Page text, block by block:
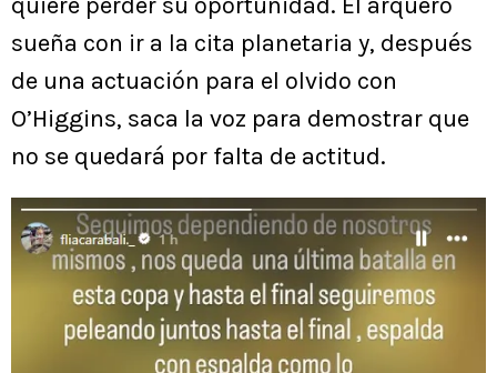
quiere perder su oportunidad. El arquero
sueña con ir a la cita planetaria y, después
de una actuación para el olvido con
O’Higgins, saca la voz para demostrar que
no se quedará por falta de actitud.